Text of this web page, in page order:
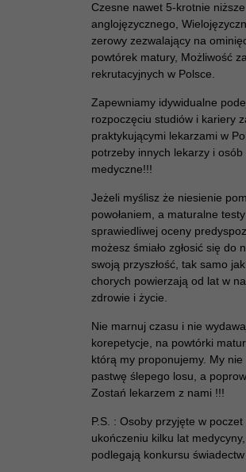
Czesne nawet 5-krotnie
anglojęzycznego,
zerowy zezwalający na
powtórek matury, Możliwość
rekrutacyjnych w Polsce.
Zapewniamy idywidualne
rozpoczęciu studiów i kariery
praktykującymi lekarzami w
potrzeby innych lekarzy i
medyczne!!!
Jeżeli myślisz że niesienie
powołaniem, a maturalne
sprawiedliwej oceny
możesz śmiało zgłosić się do
swoją przyszłość, tak samo
chorych powierzają od lat w
zdrowie i życie.
Nie marnuj czasu i nie
korepetycje, na powtórki
którą my proponujemy. My
pastwę ślepego losu, a
Zostań lekarzem z nami !!!
P.S. : Osoby przyjęte w
ukończeniu kilku lat
podlegają konkursu